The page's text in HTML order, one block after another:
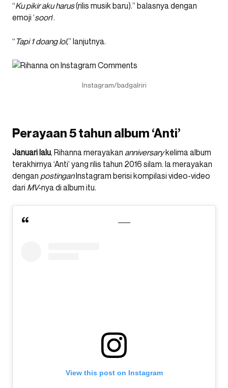
“Ku pikir aku harus(rilis musik baru).” balasnya dengan
emoji ‘soon‘.
“ Tapi 1 doang lol,” lanjutnya.
Instagram/badgalriri
Perayaan 5 tahun album ‘Anti’
Januari lalu, Rihanna merayakan anniversarykelima album
terakhirnya ‘Anti’ yang rilis tahun 2016 silam. Ia merayakan
dengan postinganInstagram berisi kompilasi video-video
dari MV-nya di album itu.
View this post on Instagram